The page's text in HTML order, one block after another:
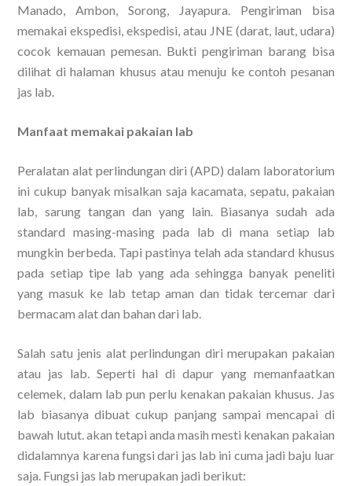
Manado, Ambon, Sorong, Jayapura. Pengiriman bisa
memakai ekspedisi, ekspedisi, atau JNE (darat, laut, udara)
cocok kemauan pemesan. Bukti pengiriman barang bisa
dilihat di halaman khusus atau menuju ke contoh pesanan
jas lab.
Manfaat memakai pakaian lab
Peralatan alat perlindungan diri (APD) dalam laboratorium
ini cukup banyak misalkan saja kacamata, sepatu, pakaian
lab, sarung tangan dan yang lain. Biasanya sudah ada
standard masing-masing pada lab di mana setiap lab
mungkin berbeda. Tapi pastinya telah ada standard khusus
pada setiap tipe lab yang ada sehingga banyak peneliti
yang masuk ke lab tetap aman dan tidak tercemar dari
bermacam alat dan bahan dari lab.
Salah satu jenis alat perlindungan diri merupakan pakaian
atau jas lab. Seperti hal di dapur yang memanfaatkan
celemek, dalam lab pun perlu kenakan pakaian khusus. Jas
lab biasanya dibuat cukup panjang sampai mencapai di
bawah lutut. akan tetapi anda masih mesti kenakan pakaian
didalamnya karena fungsi dari jas lab ini cuma jadi baju luar
saja. Fungsi jas lab merupakan jadi berikut: